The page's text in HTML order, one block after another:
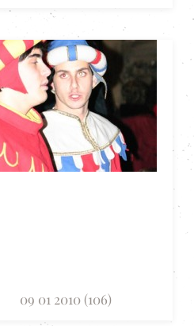
09 01 2010 (106)